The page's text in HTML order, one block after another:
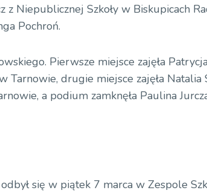
Niepublicznej Szkoły w Biskupicach
Pochroń.
Pierwsze miejsce zajęła
Tarnowie, drugie miejsce zajęła Natalia
a podium zamknęła Paulina
się w piątek 7 marca w Zespole